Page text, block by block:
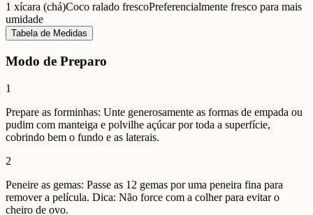
1 xícara (chá)Coco ralado frescoPreferencialmente fresco para mais
umidade
Tabela de Medidas
Modo de Preparo
1
Prepare as forminhas: Unte generosamente as formas de empada ou
pudim com manteiga e polvilhe açúcar por toda a superfície,
cobrindo bem o fundo e as laterais.
2
Peneire as gemas: Passe as 12 gemas por uma peneira fina para
remover a película. Dica: Não force com a colher para evitar o
cheiro de ovo.